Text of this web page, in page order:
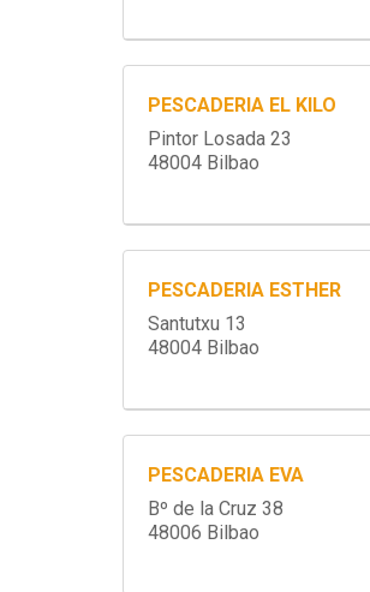
PESCADERIA EL KILO
Pintor Losada 23
48004 Bilbao
PESCADERIA ESTHER
Santutxu 13
48004 Bilbao
PESCADERIA EVA
Bº de la Cruz 38
48006 Bilbao